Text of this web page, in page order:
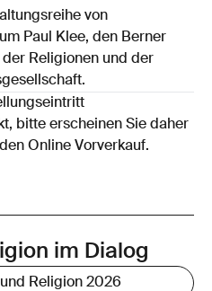
von
Paul Klee, den Berner
Religionen und der
bitte erscheinen Sie daher
Online Vorverkauf.
im Dialog
Religion 2026